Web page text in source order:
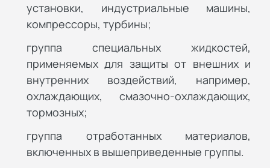
установки, индустриальные машины,
компрессоры, турбины;
группа специальных жидкостей,
применяемых для защиты от внешних и
внутренних воздействий, например,
охлаждающих, смазочно-охлаждающих,
тормозных;
группа отработанных материалов,
включенных в вышеприведенные группы.